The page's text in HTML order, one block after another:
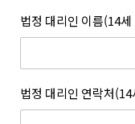
서비스 연동을 통해 수
권익 및 비밀보호를 위
등록한 문자와 숫자의
있습니다.
어떠한 용도와 방식으
어떠한 조치가 취해지
개정하는 경우 개정 이
법정 대리인 이름(14세
법정 대리인 연락처